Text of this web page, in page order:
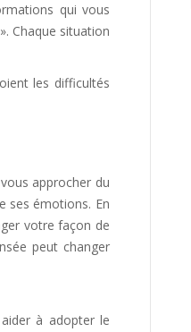
qui vous
Chaque situation
les difficultés
approcher du
ses émotions. En
votre façon de
peut changer
à adopter le